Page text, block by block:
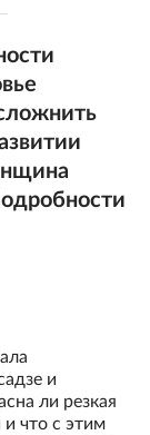
и
ли резкая
и что с этим